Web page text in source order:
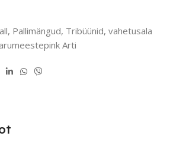
, Pallimängud, Tribüünid, vahetusala
Arti